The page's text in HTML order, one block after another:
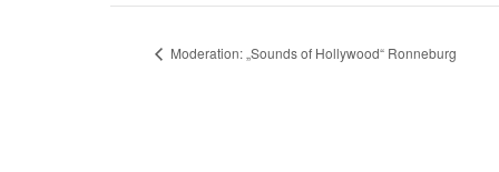
Moderation: „Sounds of Hollywood“ Ronneburg